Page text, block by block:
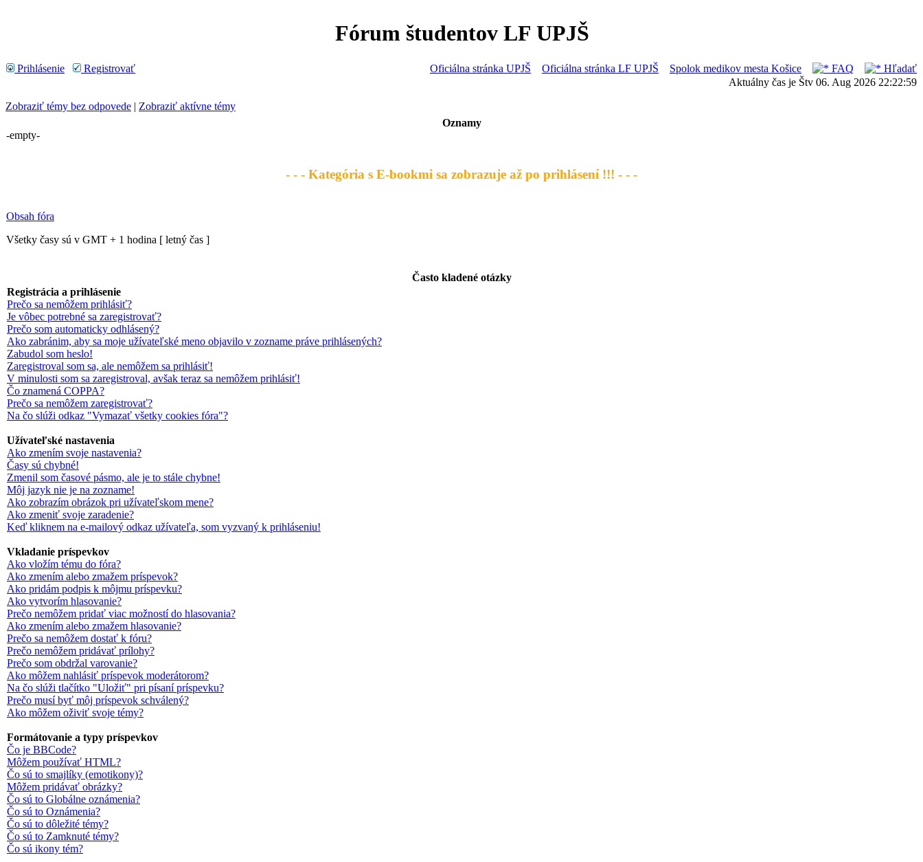
Fórum študentov LF UPJŠ
Prihlásenie Registrovať Oficiálna stránka UPJŠ Oficiálna stránka LF UPJŠ Spolok medikov mesta Košice FAQ
Hľadať
Aktuálny čas je Štv 06. Aug 2026 22:22:59
Zobraziť témy bez odpovede | Zobraziť aktívne témy
Oznamy
-empty-
- - - Kategória s E-bookmi sa zobrazuje až po prihlásení !!! - - -
Obsah fóra
Všetky časy sú v GMT + 1 hodina [ letný čas ]
Často kladené otázky
Registrácia a prihlásenie
Prečo sa nemôžem prihlásiť?
Je vôbec potrebné sa zaregistrovať?
Prečo som automaticky odhlásený?
Ako zabránim, aby sa moje užívateľské meno objavilo v zozname práve prihlásených?
Zabudol som heslo!
Zaregistroval som sa, ale nemôžem sa prihlásiť!
V minulosti som sa zaregistroval, avšak teraz sa nemôžem prihlásiť!
Čo znamená COPPA?
Prečo sa nemôžem zaregistrovať?
Na čo slúži odkaz "Vymazať všetky cookies fóra"?
Užívateľské nastavenia
Ako zmením svoje nastavenia?
Časy sú chybné!
Zmenil som časové pásmo, ale je to stále chybne!
Môj jazyk nie je na zozname!
Ako zobrazím obrázok pri užívateľskom mene?
Ako zmeniť svoje zaradenie?
Keď kliknem na e-mailový odkaz užívateľa, som vyzvaný k prihláseniu!
Vkladanie príspevkov
Ako vložím tému do fóra?
Ako zmením alebo zmažem príspevok?
Ako pridám podpis k môjmu príspevku?
Ako vytvorím hlasovanie?
Prečo nemôžem pridať viac možností do hlasovania?
Ako zmením alebo zmažem hlasovanie?
Prečo sa nemôžem dostať k fóru?
Prečo nemôžem pridávať prílohy?
Prečo som obdržal varovanie?
Ako môžem nahlásiť príspevok moderátorom?
Na čo slúži tlačítko "Uložiť" pri písaní príspevku?
Prečo musí byť môj príspevok schválený?
Ako môžem oživiť svoje témy?
Formátovanie a typy príspevkov
Čo je BBCode?
Môžem používať HTML?
Čo sú to smajlíky (emotikony)?
Môžem pridávať obrázky?
Čo sú to Globálne oznámenia?
Čo sú to Oznámenia?
Čo sú to dôležité témy?
Čo sú to Zamknuté témy?
Čo sú ikony tém?